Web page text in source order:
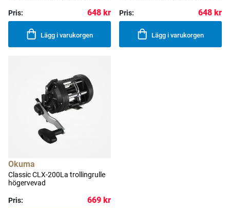
Pris: 648 kr
Lägg i varukorgen
Pris: 648 kr
Lägg i varukorgen
Okuma
Classic CLX-200La trollingrulle
högervevad
Pris: 669 kr